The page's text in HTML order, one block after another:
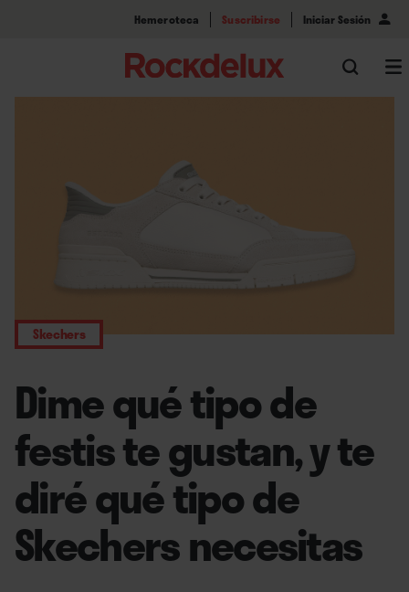
Hemeroteca Suscribirse Iniciar Sesión
Skechers
Dime qué tipo de
festis te gustan, y te
diré qué tipo de
Skechers necesitas